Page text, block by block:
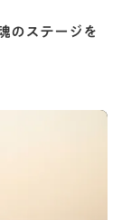
のステージを